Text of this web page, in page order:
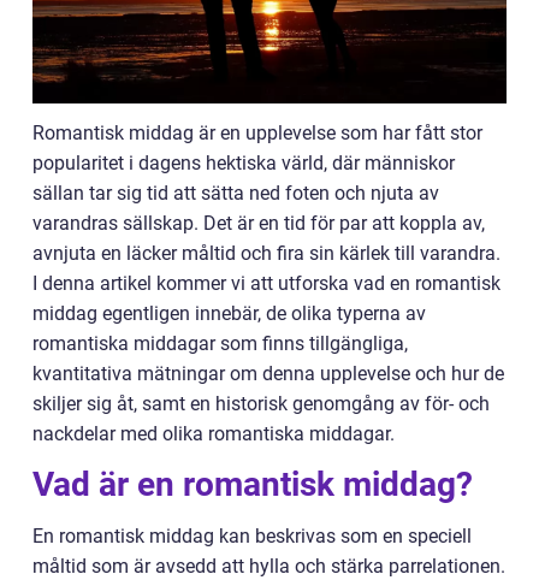
Romantisk middag är en upplevelse som har fått stor
popularitet i dagens hektiska värld, där människor
sällan tar sig tid att sätta ned foten och njuta av
varandras sällskap. Det är en tid för par att koppla av,
avnjuta en läcker måltid och fira sin kärlek till varandra.
I denna artikel kommer vi att utforska vad en romantisk
middag egentligen innebär, de olika typerna av
romantiska middagar som finns tillgängliga,
kvantitativa mätningar om denna upplevelse och hur de
skiljer sig åt, samt en historisk genomgång av för- och
nackdelar med olika romantiska middagar.
Vad är en romantisk middag?
En romantisk middag kan beskrivas som en speciell
måltid som är avsedd att hylla och stärka parrelationen.